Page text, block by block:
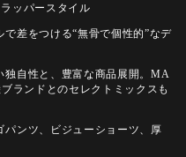
ッパースタイル
差をつける“無骨で個性的”なデ
独自性と、豊富な商品展開。MA
ランドとのセレクトミックスも
パンツ、ビジューショーツ、厚